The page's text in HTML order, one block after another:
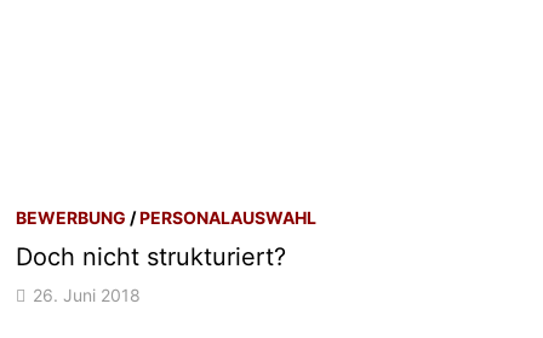
BEWERBUNG /PERSONALAUSWAHL
Doch nicht strukturiert?
26. Juni 2018